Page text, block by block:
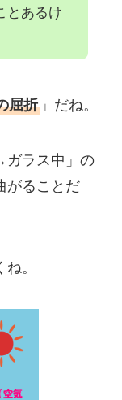
とあるけ
屈折」だね。
ガラス中」の
がることだ
。